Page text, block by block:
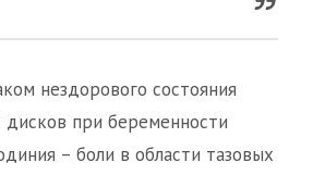
нездорового состояния
при беременности
– боли в области тазовых